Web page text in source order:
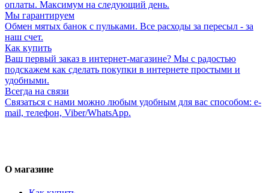
оплаты. Максимум на следующий день.
Мы гарантируем
Обмен мятых банок с пульками. Все расходы за пересыл - за
наш счет.
Как купить
Ваш первый заказ в интернет-магазине? Мы с радостью
подскажем как сделать покупки в интернете простыми и
удобными.
Всегда на связи
Связаться с нами можно любым удобным для вас способом: e-
mail, телефон, Viber/WhatsApp.
О магазине